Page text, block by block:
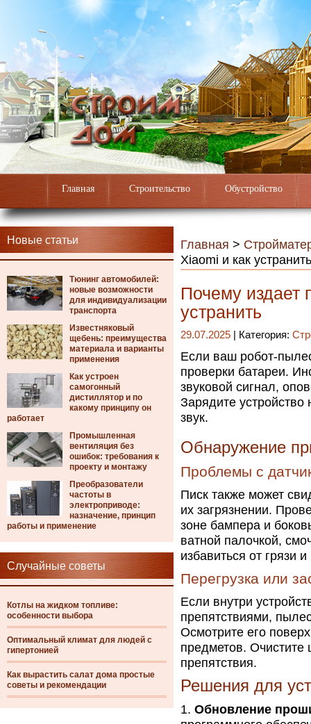
Главная Строительство Обустройство
Новые статьи
Тюнинг автомобилей:
новые возможности
для индивидуализации
транспорта
Известняковый
щебень: преимущества
материала и варианты
применения
Как устроен
самогонный
дистиллятор и по
какому принципу он
работает
Промышленная
вентиляция без
ошибок: требования к
проекту и монтажу
Преобразователи
частоты в
электроприводе:
назначение, принцип
работы и применение
Случайные советы
Котлы на жидком топливе:
особенности выбора
Оптимальный климат для людей с
гипертонией
Как вырастить салат дома простые
советы и рекомендации
Главная >
Xiaomi и как устранить
Почему издает
устранить
29.07.2025 | Категория:
Если ваш робот-
проверки батареи.
звуковой сигнал,
Зарядите
звук.
Обнаружение
Проблемы с
Писк также может
их загрязнении.
зоне бампера и
ватной палочкой,
избавиться от грязи
Перегрузка или
Если внутри
препятствиями,
Осмотрите его
предметов. Очистите
препятствия.
Решения для
Обновление